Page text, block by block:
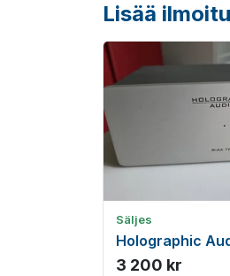
Lisää
Säljes
Holographic
3 200 kr